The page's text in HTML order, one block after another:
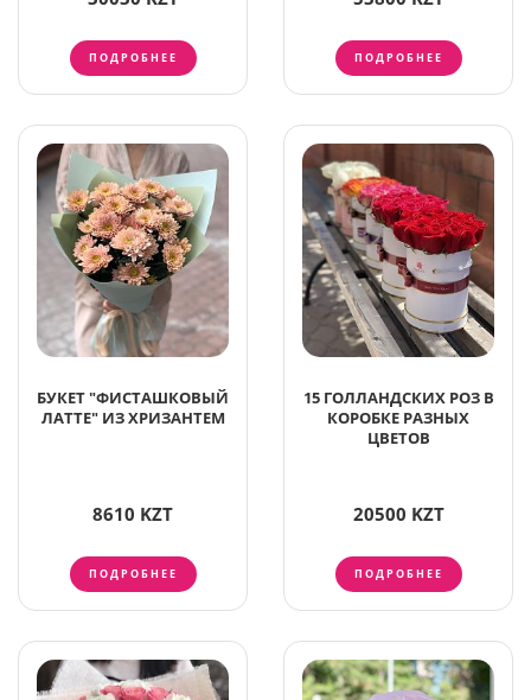
ПОДРОБНЕЕ ПОДРОБНЕЕ
БУКЕТ "ФИСТАШКОВЫЙ
ЛАТТЕ" ИЗ ХРИЗАНТЕМ
8610 KZT
ПОДРОБНЕЕ
15 ГОЛЛАНДСКИХ РОЗ В
КОРОБКЕ РАЗНЫХ
ЦВЕТОВ
20500 KZT
ПОДРОБНЕЕ